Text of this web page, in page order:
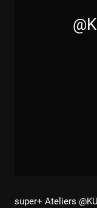
super+ Ateliers